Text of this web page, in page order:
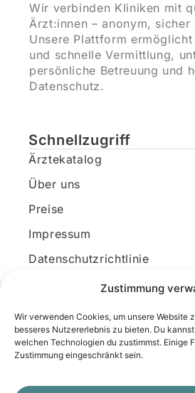
Zustimmung
Wir verwenden Cookies, um unsere Website
besseres Nutzererlebnis zu bieten. Du
welchen Technologien du zustimmst. Einige
Zustimmung eingeschränkt sein.
Wir verbinden Kliniken mit
Ärzt:innen – anonym,
Unsere Plattform
und schnelle Vermittlung,
persönliche Betreuung und
Datenschutz.
Schnellzugriff
Ärztekatalog
Über uns
Preise
Impressum
Datenschutzrichtlinie
Kundenkonto
Unsere Kontaktdaten
E-Mail: